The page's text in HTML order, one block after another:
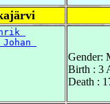
Gender:
Birth : 3
Death :